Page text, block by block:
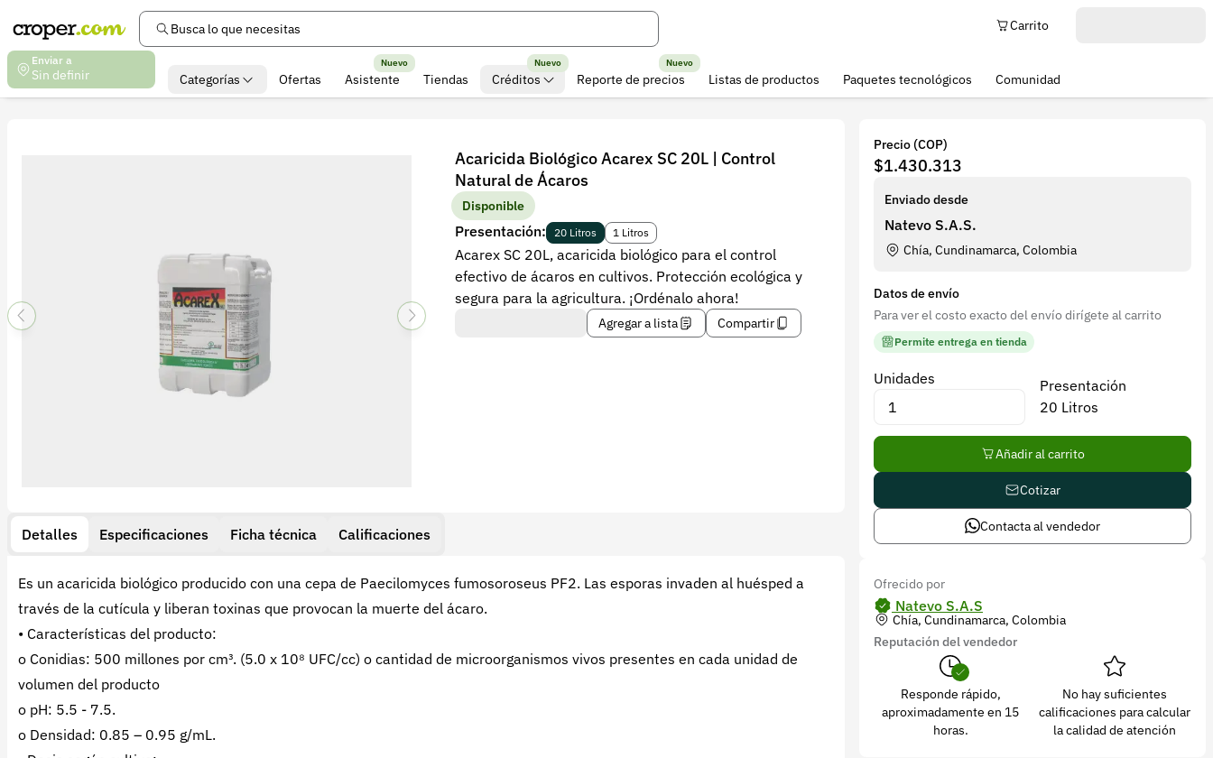
Busca lo que necesitas
Enviar a
Sin definir
Carrito
Categorías Ofertas Asistente
Nuevo
Tiendas Créditos
Nuevo
Reporte de precios
Nuevo
Listas de productos Paquetes tecnológicos Comunidad
Acaricida Biológico Acarex SC 20L | Control
Natural de Ácaros
Disponible
Presentación: 20 Litros 1 Litros
Acarex SC 20L, acaricida biológico para el control
efectivo de ácaros en cultivos. Protección ecológica y
segura para la agricultura. ¡Ordénalo ahora!
Agregar a lista Compartir
Detalles Especificaciones Ficha técnica Calificaciones
Es un acaricida biológico producido con una cepa de Paecilomyces fumosoroseus PF2. Las esporas invaden al huésped a
través de la cutícula y liberan toxinas que provocan la muerte del ácaro.
• Características del producto:
o Conidias: 500 millones por cm³. (5.0 x 10⁸ UFC/cc) o cantidad de microorganismos vivos presentes en cada unidad de
volumen del producto
o pH: 5.5 - 7.5.
o Densidad: 0.85 – 0.95 g/mL.
Precio (COP)
$1.430.313
Enviado desde
Natevo S.A.S.
Chía, Cundinamarca, Colombia
Datos de envío
Para ver el costo exacto del envío dirígete al carrito
Permite entrega en tienda
Unidades
Presentación
20 Litros
Añadir al carrito
Cotizar
Contacta al vendedor
Ofrecido por
Natevo S.A.S
Chía, Cundinamarca, Colombia
Reputación del vendedor
Responde rápido,
aproximadamente en 15
horas.
No hay suficientes
calificaciones para calcular
la calidad de atención